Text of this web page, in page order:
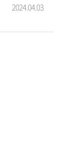
2024.04.03